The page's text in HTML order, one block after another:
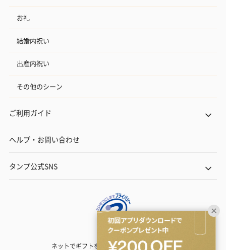
お礼
結婚内祝い
出産内祝い
その他のシーン
ご利用ガイド
ヘルプ・お問い合わせ
タンプ公式SNS
ネットでギフトを贈るなら | TANP（タンプ）